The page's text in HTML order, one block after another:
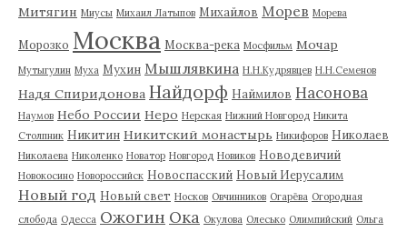
Митягин Миусы Михаил Латыпов Михайлов Морев Морева
Морозко Москва Москва-река Мосфильм Мочар
Мутыгулин Муха Мухин Мышлявкина Н.Н.Кудрявцев Н.Н.Семенов
Надя Спиридонова Найдорф Наймилов Насонова
Наумов Небо России Неро Нерская Нижний Новгород Никита
Столпник Никитин Никитский монастырь Никифоров Николаев
Николаева Николенко Новатор Новгород Новиков Новодевичий
Новокосино Новороссийск Новоспасский Новый Иерусалим
Новый год Новый свет Носков Овчинников Огарёва Огородная
слобода Одесса Ожогин Ока Окулова Олесько Олимпийский Ольга